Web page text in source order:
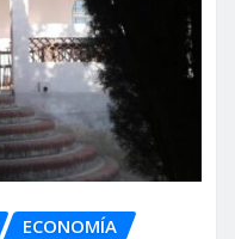
ECONOMÍA